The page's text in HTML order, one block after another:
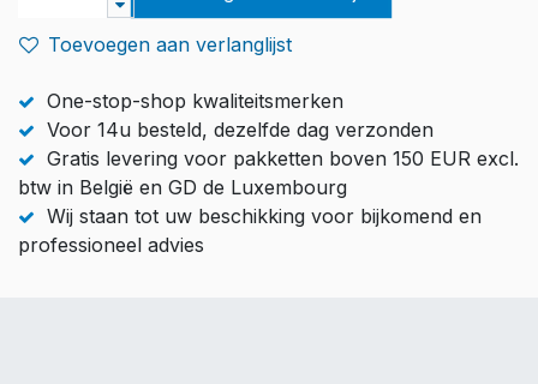
Toevoegen aan verlanglijst
One-stop-shop kwaliteitsmerken
Voor 14u besteld, dezelfde dag verzonden
Gratis levering voor pakketten boven 150 EUR excl.
btw in België en GD de Luxembourg
Wij staan tot uw beschikking voor bijkomend en
professioneel advies